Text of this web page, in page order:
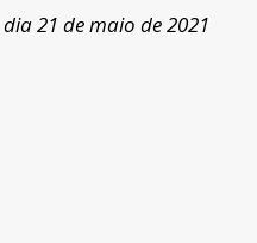
21 de maio de 2021